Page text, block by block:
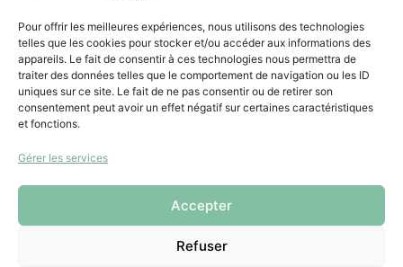
Pour offrir les meilleures expériences, nous utilisons des technologies
telles que les cookies pour stocker et/ou accéder aux informations des
appareils. Le fait de consentir à ces technologies nous permettra de
traiter des données telles que le comportement de navigation ou les ID
uniques sur ce site. Le fait de ne pas consentir ou de retirer son
consentement peut avoir un effet négatif sur certaines caractéristiques
et fonctions.
Gérer les services
Accepter
Refuser